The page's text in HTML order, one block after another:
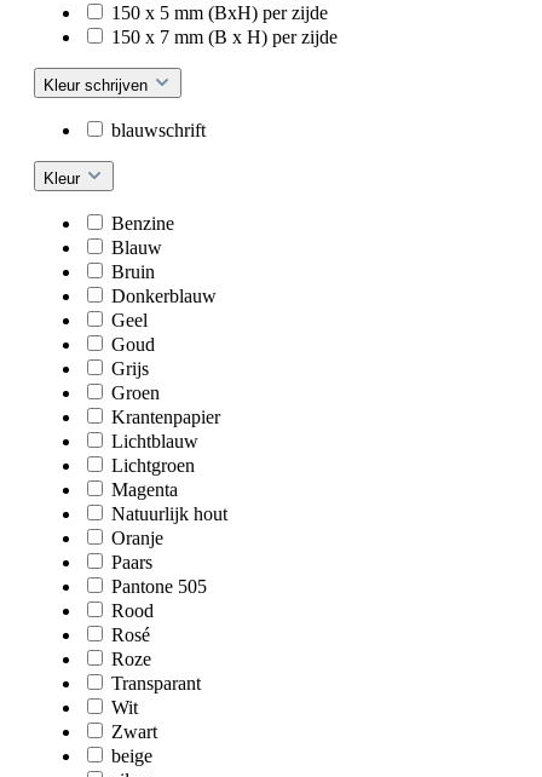
150 x 5 mm (BxH) per zijde
150 x 7 mm (B x H) per zijde
Kleur schrijven
blauwschrift
Kleur
Benzine
Blauw
Bruin
Donkerblauw
Geel
Goud
Grijs
Groen
Krantenpapier
Lichtblauw
Lichtgroen
Magenta
Natuurlijk hout
Oranje
Paars
Pantone 505
Rood
Rosé
Roze
Transparant
Wit
Zwart
beige